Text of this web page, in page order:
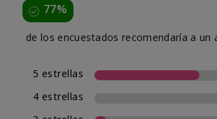
77%
de los encuestados recomendaría a un
5 estrellas
4 estrellas